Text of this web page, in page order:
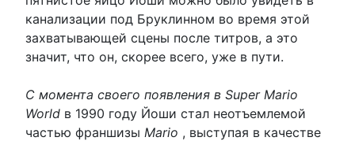
канализации под Бруклинном во время этой
захватывающей сцены после титров, а это
значит, что он, скорее всего, уже в пути.
С момента своего появления в Super Mario
World в 1990 году Йоши стал неотъемлемой
частью франшизы Mario , выступая в качестве